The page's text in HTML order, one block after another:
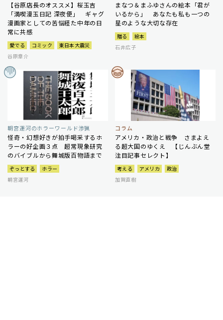
【谷原店長のオススメ】桜玉吉
「満喫漫玉日記 深夜便」 ギャグ
漫画家としての苦悩経た中年の日
常に共感
愛でる コミック
東日本大震災
谷原章介
まなつ＆まふゆさんの絵本「君が
いるから」 あなたも私も一つの
星のような大切な存在
贈る
絵本
石井広子
朝宮運河のホラーワールド渉猟
怪奇・幻想好きが拍手喝采するホ
ラーの好企画３点 超常現象研究
のバイブルから舞城版百物語まで
ぞっとする
ホラー
朝宮運河
コラム
アメリカ・政治と戦争 さまよえ
る超大国のゆくえ 【じんぶん堂
注目記事セレクト】
考える アメリカ
政治
加賀直樹